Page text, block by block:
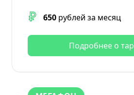
650 рублей за месяц
Подробнее о